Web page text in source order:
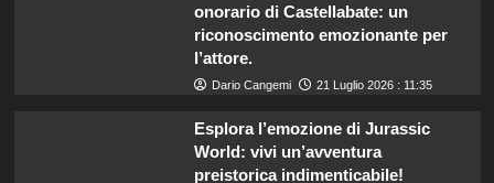
onorario di Castellabate: un
riconoscimento emozionante per
l’attore.
Dario Cangemi 21 Luglio 2026 : 11:35
Esplora l’emozione di Jurassic
World: vivi un’avventura
preistorica indimenticabile!